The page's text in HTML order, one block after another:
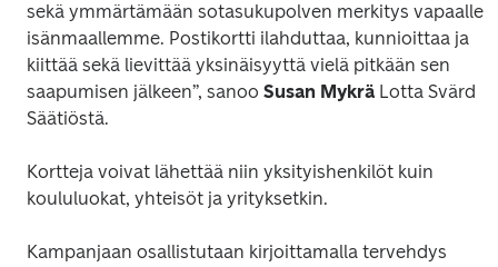
sekä ymmärtämään sotasukupolven merkitys vapaalle
isänmaallemme. Postikortti ilahduttaa, kunnioittaa ja
kiittää sekä lievittää yksinäisyyttä vielä pitkään sen
saapumisen jälkeen”, sanoo Susan Mykrä Lotta Svärd
Säätiöstä.
Kortteja voivat lähettää niin yksityishenkilöt kuin
koululuokat, yhteisöt ja yrityksetkin.
Kampanjaan osallistutaan kirjoittamalla tervehdys